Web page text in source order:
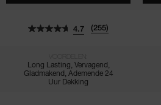
4.7 (255)
Long Lasting, Vervagend,
Gladmakend, Ademende 24
Uur Dekking